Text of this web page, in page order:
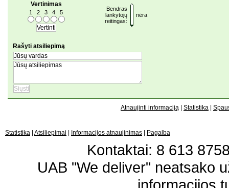
Vertinimas
1 2 3 4 5
Bendras
lankytojų
reitingas:
nėra
Rašyti atsiliepimą
Atnaujinti informaciją Statistika
Statistika Atsiliepimai Informacijos atnaujinimas Pagalba
Kontaktai: 8 613
UAB "We deliver" neatsako